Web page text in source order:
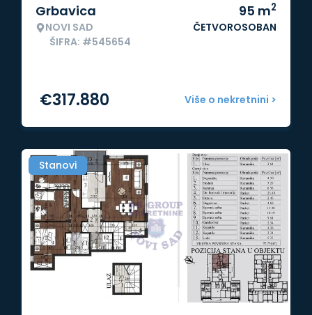
Grbavica
NOVI SAD
ŠIFRA: #545654
95 m2
ČETVOROSOBAN
Više o nekretnini >
€317.880
Stanovi